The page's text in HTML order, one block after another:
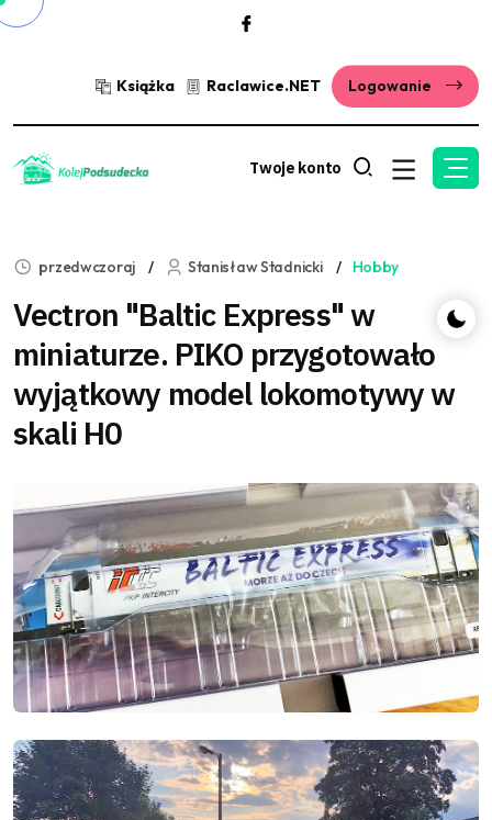
Książka Raclawice.NET Logowanie
Twoje konto
przedwczoraj Stanisław Stadnicki Hobby
Vectron "Baltic Express" w
miniaturze. PIKO przygotowało
wyjątkowy model lokomotywy w
skali H0